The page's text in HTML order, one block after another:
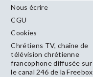
Nous écrire
CGU
Cookies
Chrétiens TV, chaîne de
télévision chrétienne
francophone diffusée sur
le canal 246 de la Freebox